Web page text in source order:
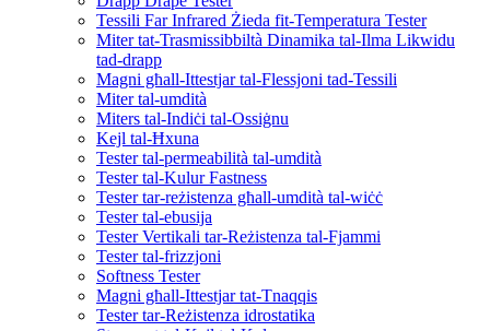
Tessili Far Infrared Żieda fit-Temperatura Tester
Miter tat-Trasmissibbiltà Dinamika tal-Ilma Likwidu
tad-drapp
Magni għall-Ittestjar tal-Flessjoni tad-Tessili
Miter tal-umdità
Miters tal-Indiċi tal-Ossiġnu
Kejl tal-Ħxuna
Tester tal-permeabilità tal-umdità
Tester tal-Kulur Fastness
Tester tar-reżistenza għall-umdità tal-wiċċ
Tester tal-ebusija
Tester Vertikali tar-Reżistenza tal-Fjammi
Tester tal-frizzjoni
Softness Tester
Magni għall-Ittestjar tat-Tnaqqis
Tester tar-Reżistenza idrostatika